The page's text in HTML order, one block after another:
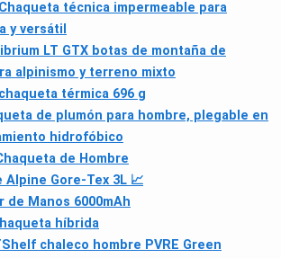
técnica impermeable para
y versátil
LT GTX botas de montaña de
alpinismo y terreno mixto
térmica 696 g
de plumón para hombre, plegable en
hidrofóbico
de Hombre
Gore‑Tex 3L 📈
de Manos 6000mAh
híbrida
chaleco hombre PVRE Green